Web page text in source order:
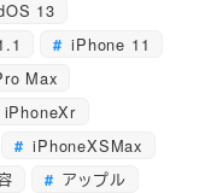
13
iPhone 11
Max
iPhoneXr
iPhoneXSMax
アップル